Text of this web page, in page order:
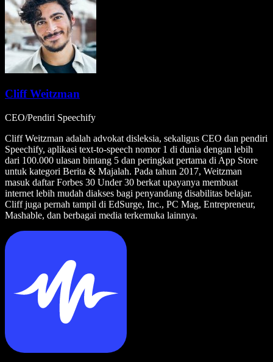
Cliff Weitzman
CEO/Pendiri Speechify
Cliff Weitzman adalah advokat disleksia, sekaligus CEO dan pendiri
Speechify, aplikasi text-to-speech nomor 1 di dunia dengan lebih
dari 100.000 ulasan bintang 5 dan peringkat pertama di App Store
untuk kategori Berita & Majalah. Pada tahun 2017, Weitzman
masuk daftar Forbes 30 Under 30 berkat upayanya membuat
internet lebih mudah diakses bagi penyandang disabilitas belajar.
Cliff juga pernah tampil di EdSurge, Inc., PC Mag, Entrepreneur,
Mashable, dan berbagai media terkemuka lainnya.